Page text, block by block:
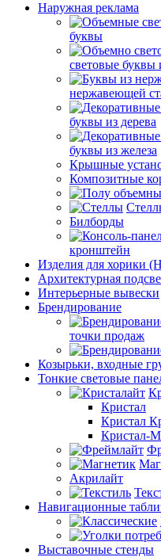
Наружная реклама
буквы
световые буквы
нержавеющей
буквы из дерева
буквы из железа
Крышные
Композитные
Билборды
кронштейн
Изделия для хорики
Архитектурная
Интерьерные вывески
Брендирование
точки продаж
Козырьки, входные
Тонкие световые
Кристал
Кристал
Кристал-
Акрилайт
Навигационные
Выставочные стенды